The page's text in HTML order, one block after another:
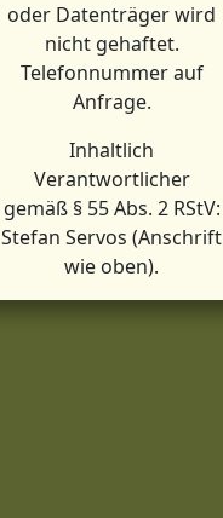
oder Datenträger wird
nicht gehaftet.
Telefonnummer auf
Anfrage.
Inhaltlich
Verantwortlicher
gemäß § 55 Abs. 2 RStV:
Stefan Servos (Anschrift
wie oben).